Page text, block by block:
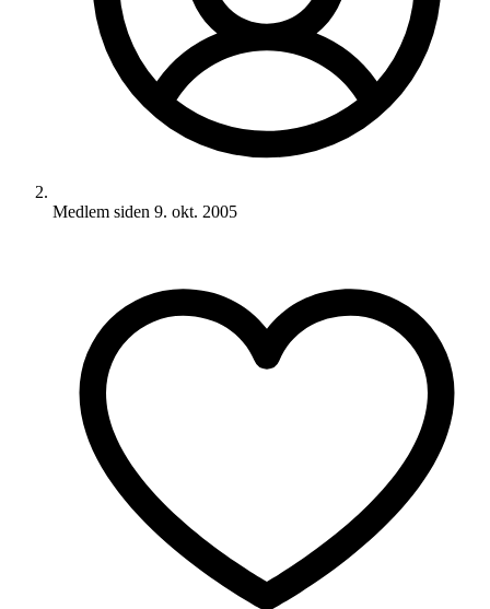
Medlem siden 9. okt. 2005